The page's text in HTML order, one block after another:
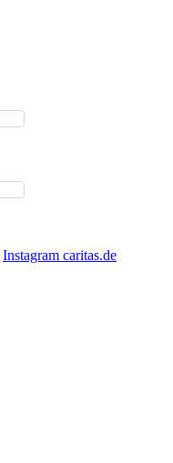
Instagram caritas.de